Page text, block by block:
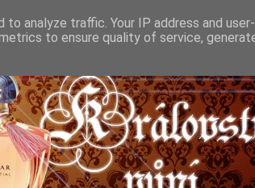
analyze traffic. Your IP address and
to ensure quality of service,